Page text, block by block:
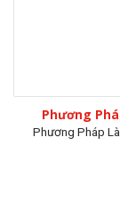
Phương
Phương Pháp